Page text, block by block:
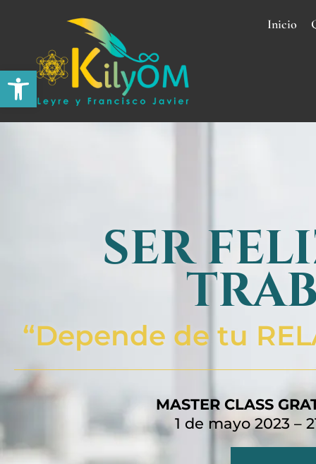
Abrir barra de herramientas
Inicio
SER
“Depende de tu
MASTER CLASS
1 de mayo 2023 –